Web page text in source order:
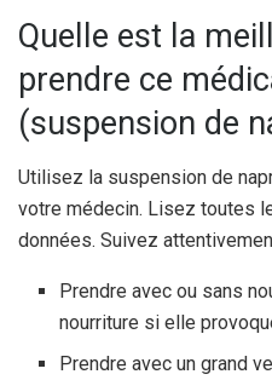
Quelle est la
prendre ce
(suspension de
Utilisez la suspension de
votre médecin. Lisez toutes
données. Suivez
Prendre avec ou sans
nourriture si elle
Prendre avec un grand